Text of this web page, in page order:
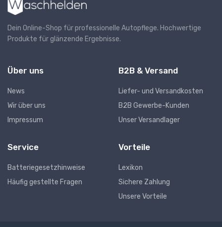
Dein Online-Shop für professionelle Autopflege. Hochwertige
Produkte für glänzende Ergebnisse.
Über uns
News
Wir über uns
Impressum
B2B & Versand
Liefer- und Versandkosten
B2B Gewerbe-Kunden
Unser Versandlager
Service
Batteriegesetzhinweise
Häufig gestellte Fragen
Vorteile
Lexikon
Sichere Zahlung
Unsere Vorteile